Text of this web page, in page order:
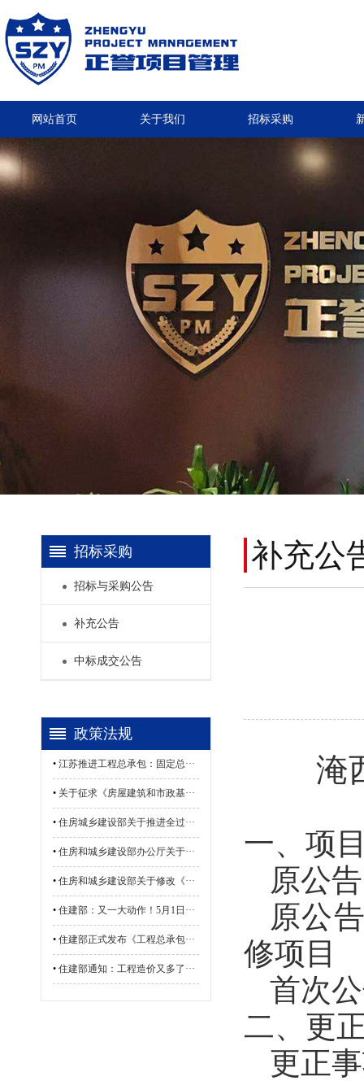
网站首页 关于我们 招标采购
招标采购
招标与采购公告
补充公告
中标成交公告
政策法规
• 江苏推进工程总承包：固定总···
• 关于征求《房屋建筑和市政基···
• 住房城乡建设部关于推进全过···
• 住房和城乡建设部办公厅关于···
• 住房和城乡建设部关于修改《···
• 住建部：又一大动作！5月1日···
• 住建部正式发布《工程总承包···
• 住建部通知：工程造价又多了···
补充公
淹
一、项
原公
原公
修项目
首次
二、更
更正